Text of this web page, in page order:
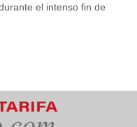
el intenso fin de